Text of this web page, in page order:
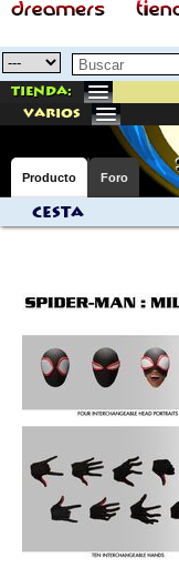
Tienda:
varios
Producto Foro
Cesta